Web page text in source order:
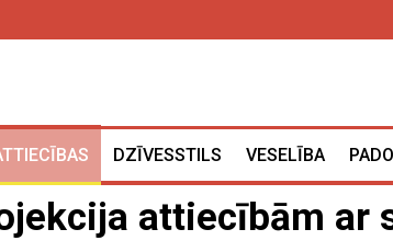
DZĪVESSTILS VESELĪBA
attiecībām ar